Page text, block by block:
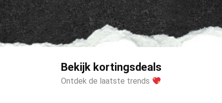
Bekijk kortingsdeals
Ontdek de laatste trends